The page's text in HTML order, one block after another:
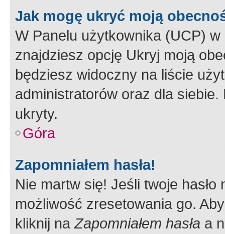
Jak mogę ukryć moją
W Panelu użytkownika (UCP) w
znajdziesz opcję Ukryj moją
będziesz widoczny na liście
administratorów oraz dla
ukryty.
Góra
Zapomniałem hasła!
Nie martw się! Jeśli twoje
możliwość zresetowania go.
kliknij naZapomniałem hasła a